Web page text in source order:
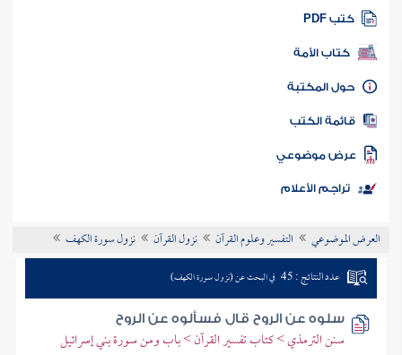
كتب PDF
كتاب الأمة
المكتبة
الكتب
موضوعي
تراجم الأعلام
العرض الموضوعي التفسير وعلوم القرآن نزول القرآن نزول سورة الكهف
عدد النتائج : 45 في البحث عن (نزول سورة الكهف)
سلوه عن الروح قال فسألوه عن الروح
سنن الترمذي > كتاب تفسير القرآن > باب ومن سورة بني إسرائيل